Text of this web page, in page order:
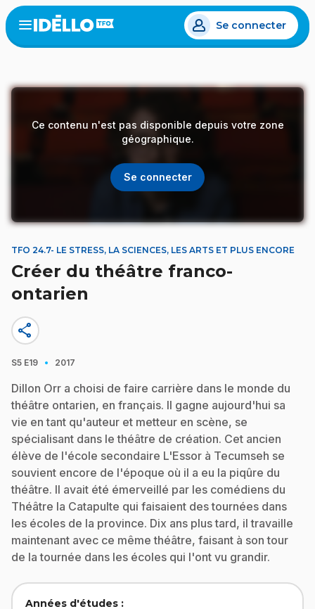
Aller
au
contenu
Open
menu
Se connecter
Ce contenu n'est pas disponible depuis votre zone
géographique.
Se connecter
TFO 24.7- LE STRESS, LA SCIENCES, LES ARTS ET PLUS ENCORE
Créer du théâtre franco-
ontarien
share
S5 E19 · 2017
Dillon Orr a choisi de faire carrière dans le monde du
théâtre ontarien, en français. Il gagne aujourd'hui sa
vie en tant qu'auteur et metteur en scène, se
spécialisant dans le théâtre de création. Cet ancien
élève de l'école secondaire L'Essor à Tecumseh se
souvient encore de l'époque où il a eu la piqûre du
théâtre. Il avait été émerveillé par les comédiens du
Théâtre la Catapulte qui faisaient des tournées dans
les écoles de la province. Dix ans plus tard, il travaille
maintenant avec ce même théâtre, faisant à son tour
de la tournée dans les écoles qui l'ont vu grandir.
Années d'études :